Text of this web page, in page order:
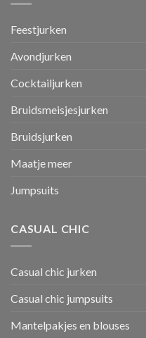
Feestjurken
Avondjurken
Cocktailjurken
Bruidsmeisjesjurken
Bruidsjurken
Maatje meer
Jumpsuits
CASUAL CHIC
Casual chic jurken
Casual chic jumpsuits
Mantelpakjes en blouses